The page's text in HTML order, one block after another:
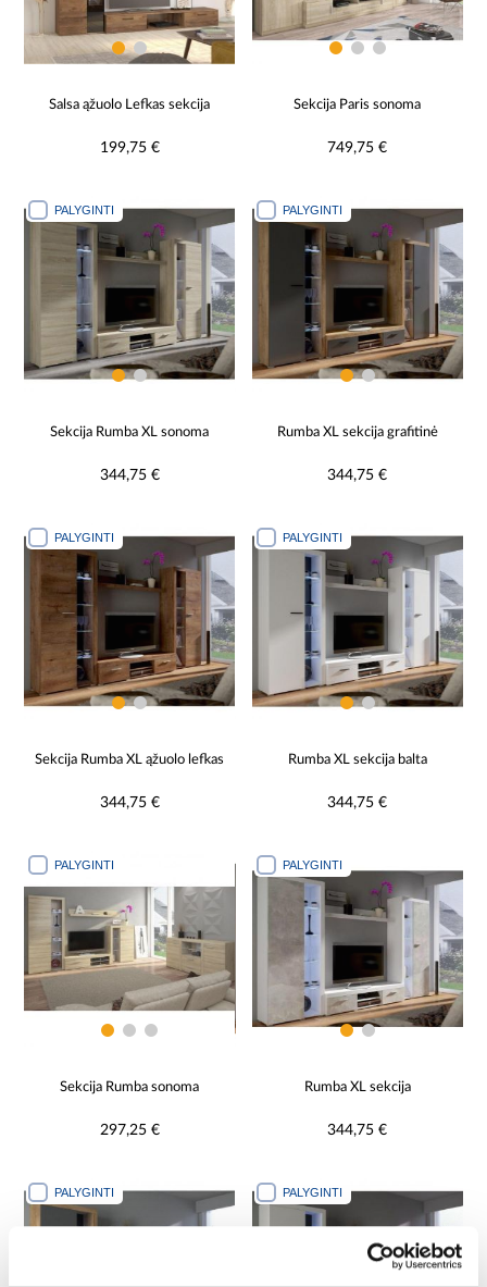
Salsa ąžuolo Lefkas sekcija
199,75 €
Sekcija Paris sonoma
749,75 €
PALYGINTI
Sekcija Rumba XL sonoma
344,75 €
PALYGINTI
Rumba XL sekcija grafitinė
344,75 €
PALYGINTI
Sekcija Rumba XL ąžuolo lefkas
344,75 €
PALYGINTI
Rumba XL sekcija balta
344,75 €
PALYGINTI
Sekcija Rumba sonoma
297,25 €
PALYGINTI
Rumba XL sekcija
344,75 €
PALYGINTI PALYGINTI